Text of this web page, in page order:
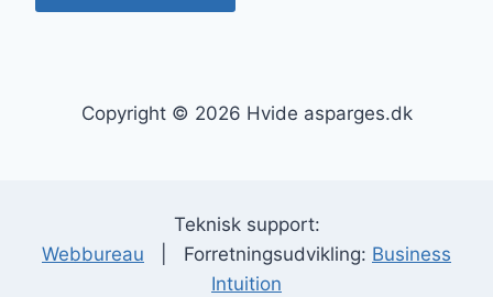
Copyright © 2026 Hvide asparges.dk
Teknisk support:
Webbureau | Forretningsudvikling: Business
Intuition